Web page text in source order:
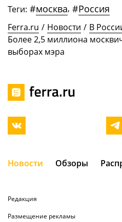
Теги: #москва, #Россия
Ferra.ru / Новости / В
Более 2,5 миллиона
выборах мэра
Новости Обзоры
Редакция
Размещение рекламы